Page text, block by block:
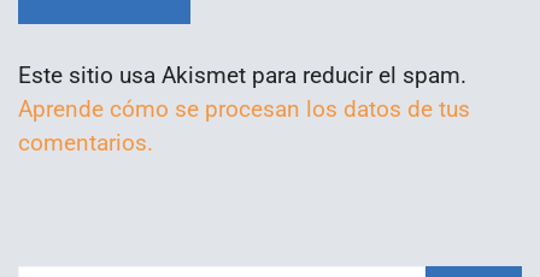
Este sitio usa Akismet para reducir el spam.
Aprende cómo se procesan los datos de tus
comentarios.